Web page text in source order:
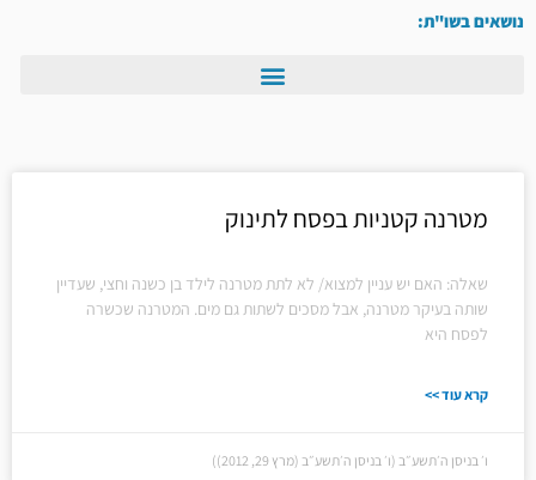
נושאים בשו"ת:
מטרנה קטניות בפסח לתינוק
שאלה: האם יש עניין למצוא/ לא לתת מטרנה לילד בן כשנה וחצי, שעדיין
שותה בעיקר מטרנה, אבל מסכים לשתות גם מים. המטרנה שכשרה
לפסח היא
קרא עוד >>
ו׳ בניסן ה׳תשע״ב (ו׳ בניסן ה׳תשע״ב (מרץ 29, 2012))